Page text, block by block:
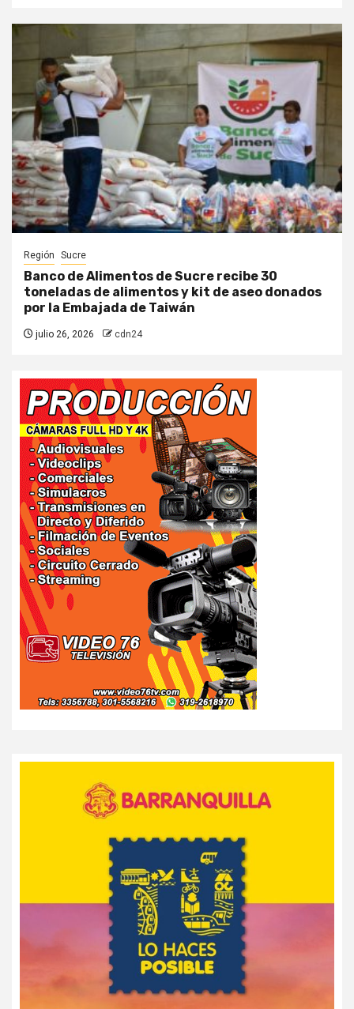
Región Sucre
Banco de Alimentos de Sucre recibe 30
toneladas de alimentos y kit de aseo donados
por la Embajada de Taiwán
julio 26, 2026 cdn24